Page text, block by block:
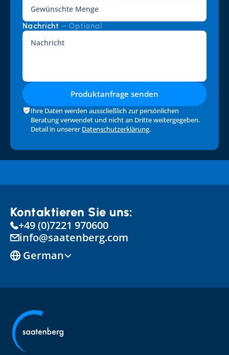
Nachricht – Optional
Produktanfrage senden
Ihre Daten werden ausscließlich zur persönlichen
Beratung verwendet und nicht an Dritte weitergegeben.
Detail in unserer Datenschutzerklärung.
Kontaktieren Sie uns:
+49 (0)7221 970600
info@saatenberg.com
German